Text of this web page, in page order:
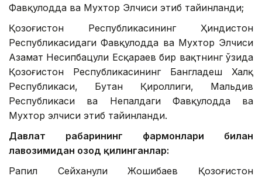
Фавқулодда ва Мухтор Элчиси этиб тайинланди;
Қозоғистон Республикасининг Ҳиндистон
Республикасидаги Фавқулодда ва Мухтор Элчиси
Азамат Несипбацули Есқараев бир вақтнинг ўзида
Қозоғистон Республикасининг Бангладеш Халқ
Республикаси, Бутан Қироллиги, Мальдив
Республикаси ва Непалдаги Фавқулодда ва
Мухтор элчиси этиб тайинланди.
Давлат раҳбарининг фармонлари билан
лавозимидан озод қилинганлар:
Рапил Сейханули Жошибаев Қозоғистон